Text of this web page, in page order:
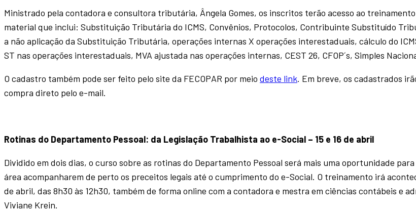
Ministrado pela contadora e consultora tributária, Ângela Gomes, os inscritos terão acesso ao
material que inclui: Substituição Tributária do ICMS, Convênios, Protocolos, Contribuinte Substituído
a não aplicação da Substituição Tributária, operações internas X operações interestaduais, cálculo do
ST nas operações interestaduais, MVA ajustada nas operações internas, CEST 26, CFOP´s, Simples
O cadastro também pode ser feito pelo site da FECOPAR por meio deste link. Em breve, os cadastrados
compra direto pelo e-mail.
Rotinas do Departamento Pessoal: da Legislação Trabalhista ao e-Social – 15 e 16 de abril
Dividido em dois dias, o curso sobre as rotinas do Departamento Pessoal será mais uma oportunidade
área acompanharem de perto os preceitos legais até o cumprimento do e-Social. O treinamento irá
de abril, das 8h30 às 12h30, também de forma online com a contadora e mestra em ciências contábeis e
Viviane Krein.